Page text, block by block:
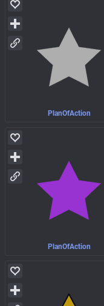
PlanOfAction
PlanOfAction